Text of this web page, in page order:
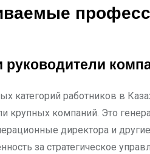
категорий работников в
крупных компаний. Это
директора и
за стратегическое